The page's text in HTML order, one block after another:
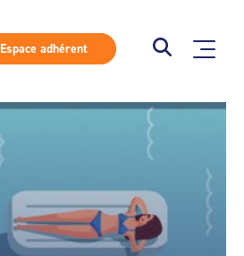
Espace adhérent